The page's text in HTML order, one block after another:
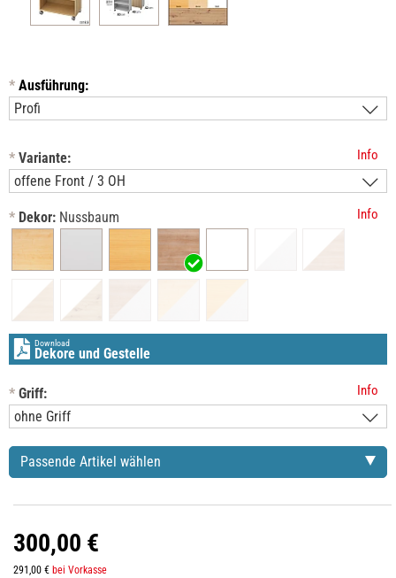
* Ausführung:
* Variante: Info
* Dekor: Nussbaum Info
Download
Dekore und Gestelle
* Griff: Info
Passende Artikel wählen
300,00 €
291,00 € bei Vorkasse